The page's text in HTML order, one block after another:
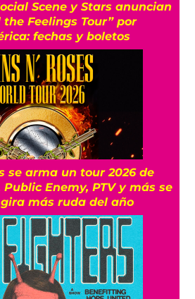
Scene y Stars anuncian
Feelings Tour” por
fechas y boletos
se arma un tour 2026 de
Enemy, PTV y más se
más ruda del año